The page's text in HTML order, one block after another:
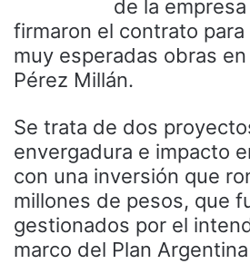
de la empresa
firmaron el contrato
muy esperadas obras en
Pérez Millán.
Se trata de dos
envergadura e impacto
con una inversión que
millones de pesos, que
gestionados por el
marco del Plan